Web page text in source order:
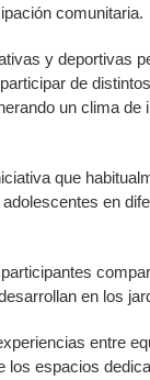
comunitaria.
y deportivas
de
un clima de
que
en
en los
entre
los espacios